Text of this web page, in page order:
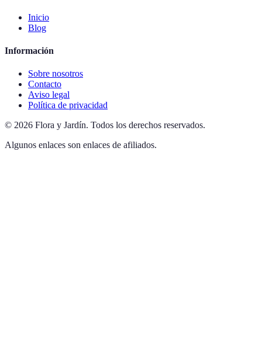
Inicio
Blog
Información
Sobre nosotros
Contacto
Aviso legal
Política de privacidad
© 2026 Flora y Jardín. Todos los derechos reservados.
Algunos enlaces son enlaces de afiliados.